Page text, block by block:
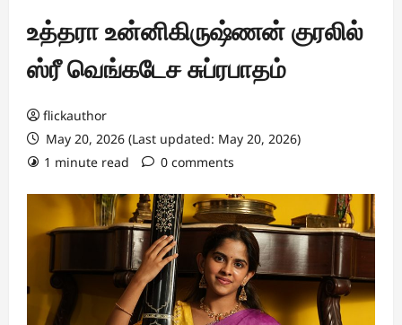
உத்தரா உன்னிகிருஷ்ணன் குரலில்
ஸ்ரீ வெங்கடேச சுப்ரபாதம்
flickauthor
May 20, 2026 (Last updated: May 20, 2026)
1 minute read
0 comments